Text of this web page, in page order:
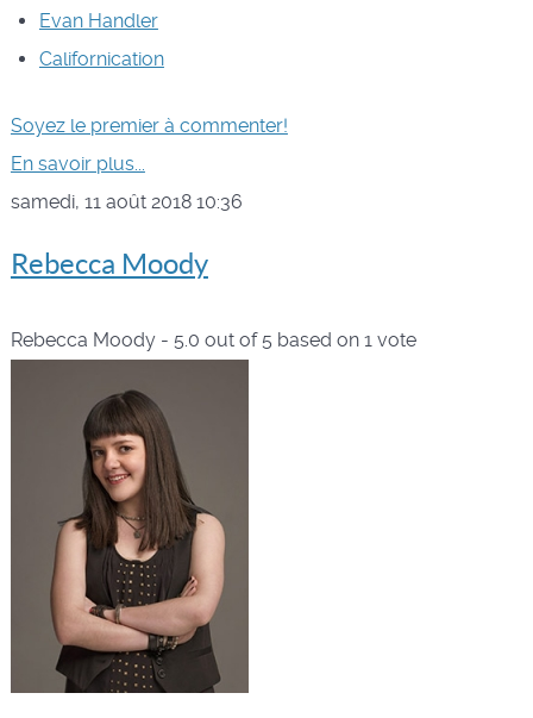
Evan Handler
Californication
Soyez le premier à commenter!
En savoir plus...
samedi, 11 août 2018 10:36
Rebecca Moody
Rebecca Moody- 5.0 out of 5 based on 1vote